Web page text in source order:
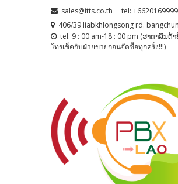
sales@itts.co.th
tel:
406/39 liabkhlongsong rd.
tel. 9 : 00 am-18 : 00 pm (ຮາຕາສຶນ
โทรเช็คกับฝ่ายขายก่อนจัดซื้อทุกครั้ง!!!)